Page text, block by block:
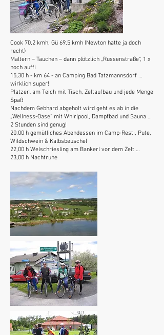
Cook 70,2 kmh, Gü 69,5 kmh (Newton hatte ja doch
recht)
Maltern – Tauchen – dann plötzlich „Russenstraße“, 1 x
noch auffi
15,30 h - km 64 - an Camping Bad Tatzmannsdorf …
wirklich super!
Platzerl am Teich mit Tisch, Zeltaufbau und jede Menge
Spaß
Nachdem Gebhard abgeholt wird geht es ab in die
„Wellness-Oase“ mit Whirlpool, Dampfbad und Sauna …
2 Stunden sind genug!
20,00 h gemütliches Abendessen im Camp-Resti, Pute,
Wildschwein & Kalbsbeuschel
22,00 h Welschriesling am Bankerl vor dem Zelt …
23,00 h Nachtruhe